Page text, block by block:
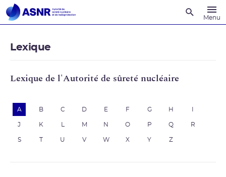
Menu
Lexique
Lexique de l'Autorité de sûreté nucléaire
A B C D E F G H
J K M N O P Q R
S U V W X Y Z